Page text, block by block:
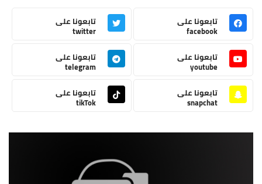
تابعونا على
facebook
تابعونا على
twitter
تابعونا على
youtube
تابعونا على
telegram
تابعونا على
snapchat
تابعونا على
tikTok